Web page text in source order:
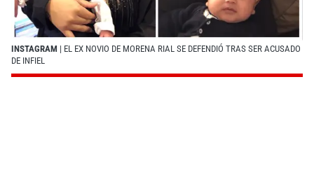
INSTAGRAM | EL EX NOVIO DE MORENA RIAL SE DEFENDIÓ TRAS SER ACUSADO
DE INFIEL